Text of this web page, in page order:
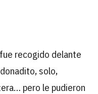
recogido delante
solo,
pero le pudieron